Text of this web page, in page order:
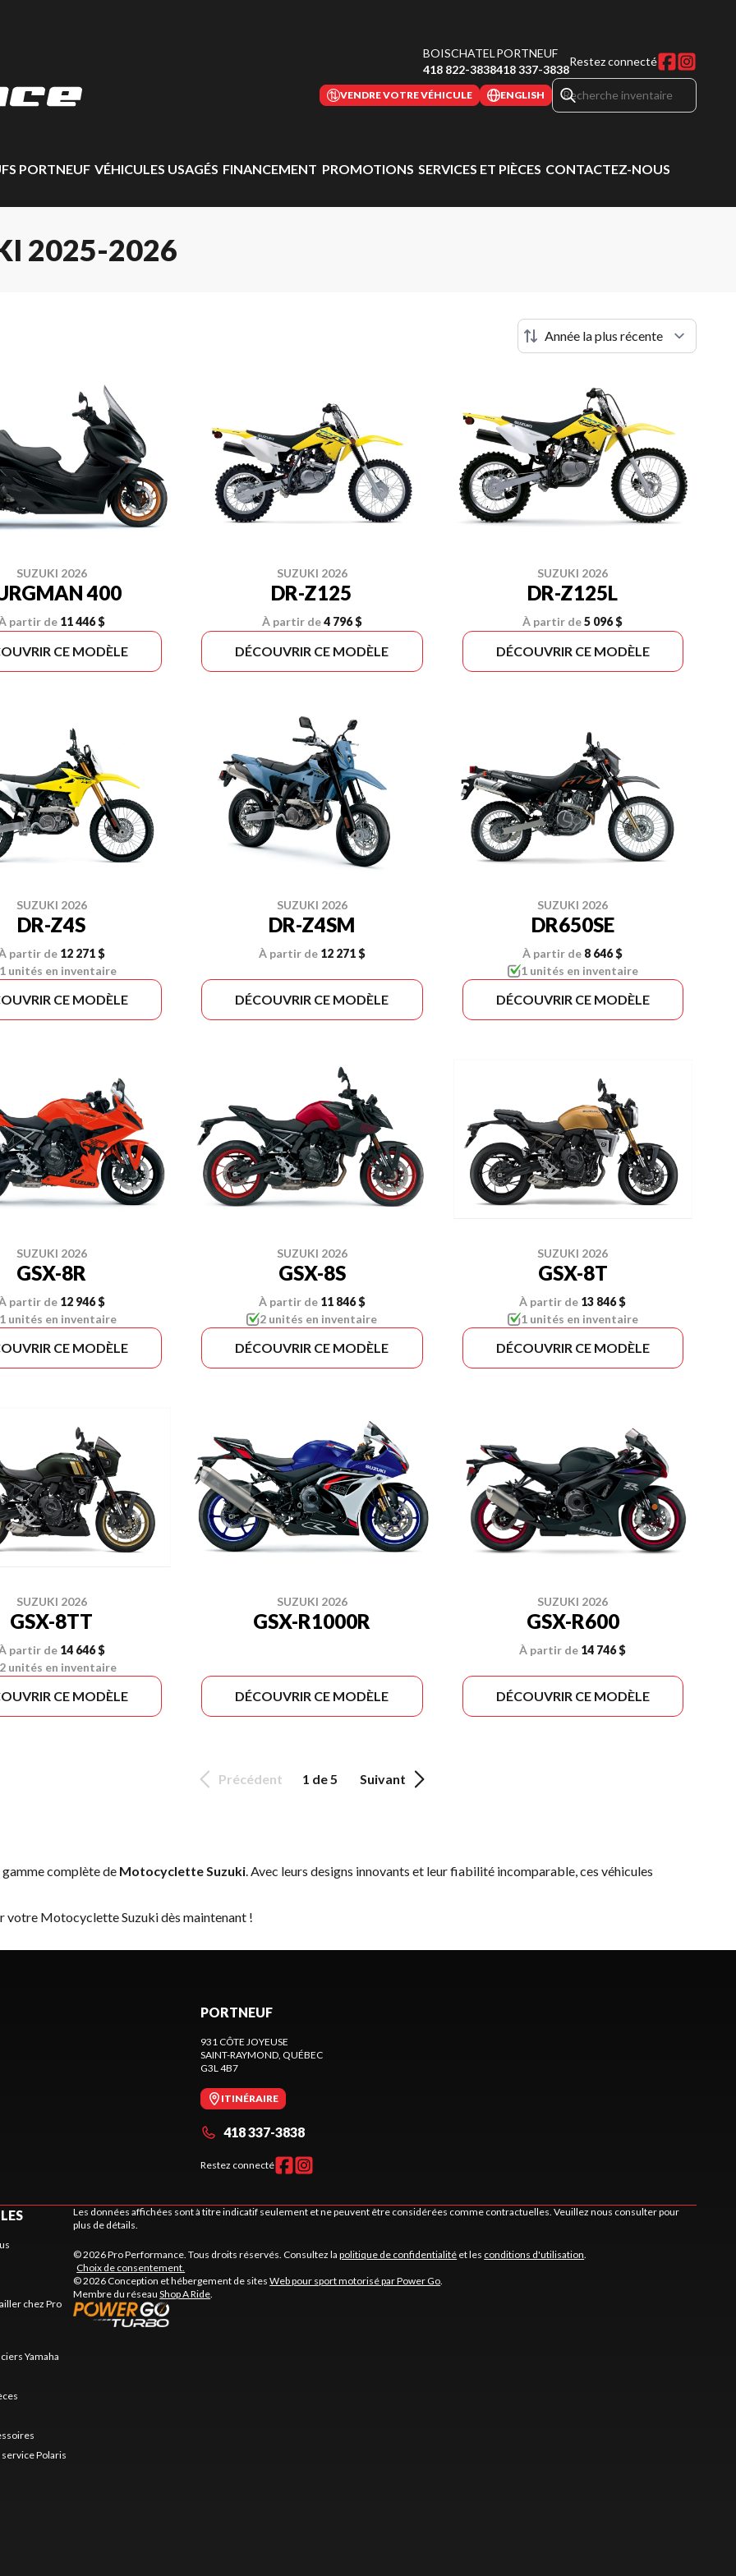
BOISCHATEL
418 822-3838
PORTNEUF
418 337-3838
Restez connecté
VENDRE VOTRE VÉHICULE ENGLISH
PORTNEUF VÉHICULES USAGÉS FINANCEMENT PROMOTIONS SERVICES ET PIÈCES CONTACTEZ-NOUS
2025-2026
SUZUKI 2026
400
partir de 11 446 $
CE MODÈLE
SUZUKI 2026
DR-Z125
À partir de4 796 $
DÉCOUVRIR CE MODÈLE
SUZUKI 2026
DR-Z125L
À partir de5 096 $
DÉCOUVRIR CE MODÈLE
SUZUKI 2026
DR-Z4S
partir de 12 271 $
1 unités en inventaire
CE MODÈLE
SUZUKI 2026
DR-Z4SM
À partir de 12 271 $
DÉCOUVRIR CE MODÈLE
SUZUKI 2026
DR650SE
À partir de 8 646 $
1 unités en inventaire
DÉCOUVRIR CE MODÈLE
SUZUKI 2026
GSX-8R
partir de 12 946 $
1 unités en inventaire
CE MODÈLE
SUZUKI 2026
GSX-8S
À partir de 11 846 $
2 unités en inventaire
DÉCOUVRIR CE MODÈLE
SUZUKI 2026
GSX-8T
À partir de 13 846 $
1 unités en inventaire
DÉCOUVRIR CE MODÈLE
SUZUKI 2026
GSX-8TT
partir de 14 646 $
2 unités en inventaire
CE MODÈLE
SUZUKI 2026
GSX-R1000R
DÉCOUVRIR CE MODÈLE
SUZUKI 2026
GSX-R600
À partir de 14 746 $
DÉCOUVRIR CE MODÈLE
Précédent 1 de 5 Suivant
complète de Motocyclette Suzuki. Avec leurs designs innovants et leur fiabilité incomparable, ces véhicules
votre Motocyclette Suzuki dès maintenant !
PORTNEUF
931 CÔTE JOYEUSE
SAINT-RAYMOND, QUÉBEC
G3L 4B7
ITINÉRAIRE
418 337-3838
Restez connecté
chez Pro
Yamaha
Polaris
Les données affichées sont à titre indicatif seulement et ne peuvent être considérées comme contractuelles. Veuillez nous consulter pour
plus de détails.
© 2026 Pro Performance. Tous droits réservés. Consultez lapolitique de confidentialité et les conditions d'utilisation.
Choix de consentement.
© 2026 Conception et hébergement de sitesWeb pour sport motorisé par Power Go.
Membre du réseauShop A Ride.